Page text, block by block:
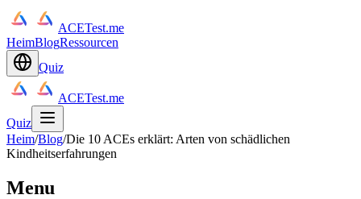
ACETest.me
HeimBlogRessourcen
Quiz
ACETest.me
Quiz
Heim/Blog/Die 10 ACEs erklärt: Arten von schädlichen
Kindheitserfahrungen
Menu